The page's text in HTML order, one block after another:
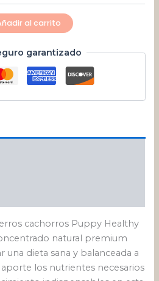
al carrito
garantizado
cachorros Puppy Healthy
natural premium
dieta sana y balanceada a
los nutrientes necesarios